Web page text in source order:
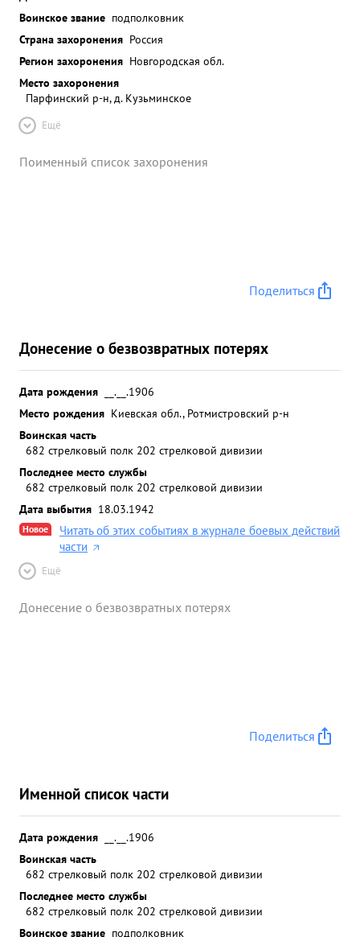
Воинское звание подполковник
Страна захоронения Россия
Регион захоронения Новгородская обл.
Место захоронения
Парфинский р-н, д. Кузьминское
Ещё
Поименный список захоронения
Поделиться
Донесение о безвозвратных потерях
Дата рождения
__.__.1906
Место рождения Киевская обл., Ротмистровский р-н
Воинская часть
682 стрелковый полк 202 стрелковой дивизии
Последнее место службы
682 стрелковый полк 202 стрелковой дивизии
Дата выбытия 18.03.1942
Новое
Читать об этих событиях в журнале боевых действий
части
Ещё
Донесение о безвозвратных потерях
Поделиться
Именной список части
Дата рождения
__.__.1906
Воинская часть
682 стрелковый полк 202 стрелковой дивизии
Последнее место службы
682 стрелковый полк 202 стрелковой дивизии
Воинское звание подполковник